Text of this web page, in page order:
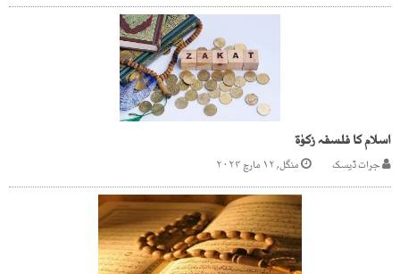
اسلام کا فلسفہ زکوٰۃ
جرات ڈیسک منگل, ۱۲ مارچ ۲۰۲۴